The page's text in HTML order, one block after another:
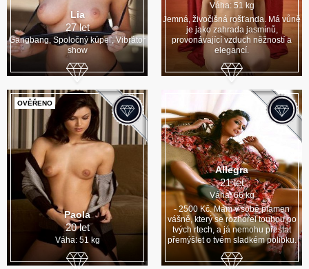
Lia
27 let
Gangbang, Spoločný kúpeľ, Vibrátor
show
Váha: 51 kg
Jemná, živočišná rošťanda. Má vůně
je jako zahrada jasmínů,
provonávající vzduch něžností a
elegancí.
OVĚŘENO
Paola
20 let
Váha: 51 kg
Allegra
21 let
Váha: 66 kg
- 2500 Kč. Mám v sobě plamen
vášně, který se rozhořel touhou po
tvých rtech, a já nemohu přestat
přemýšlet o tvém sladkém polibku.